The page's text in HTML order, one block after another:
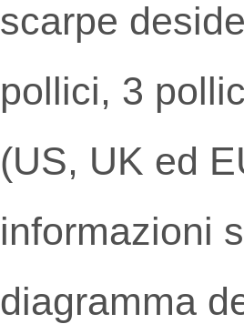
scarpe
pollici, 3
(US, UK ed
informazioni
diagramma